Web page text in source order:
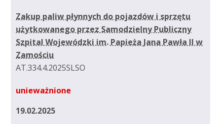
Zakup paliw płynnych do pojazdów i sprzętu
użytkowanego przez Samodzielny Publiczny
Szpital Wojewódzki im. Papieża Jana Pawła II w
Zamościu
AT.334.4.2025SLSO
unieważnione
19.02.2025